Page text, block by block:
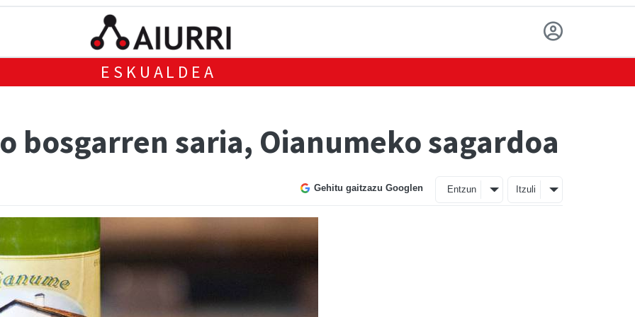
ESKUALDEA
bosgarren saria, Oianumeko sagardoa
Gehitu gaitzazu Googlen Entzun Itzuli